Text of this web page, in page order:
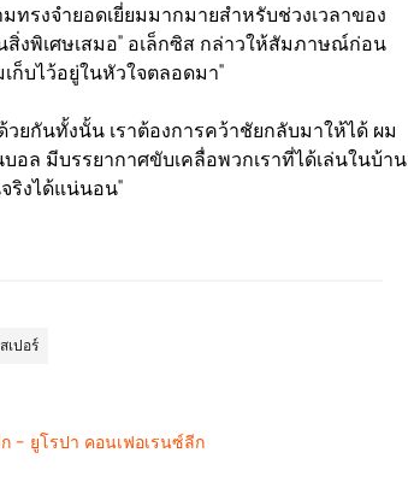
รงจำยอดเยี่ยมมากมายสำหรับช่วงเวลาของ
งพิเศษเสมอ" อเล็กซิส กล่าวให้สัมภาษณ์ก่อน
ก็บไว้อยู่ในหัวใจตลอดมา"
ยกันทั้งนั้น เราต้องการคว้าชัยกลับมาให้ได้ ผม
อล มีบรรยากาศขับเคลื่อพวกเราที่ได้เล่นในบ้าน
ริงได้แน่นอน"
เปอร์
- ยูโรปา คอนเฟอเรนซ์ลีก